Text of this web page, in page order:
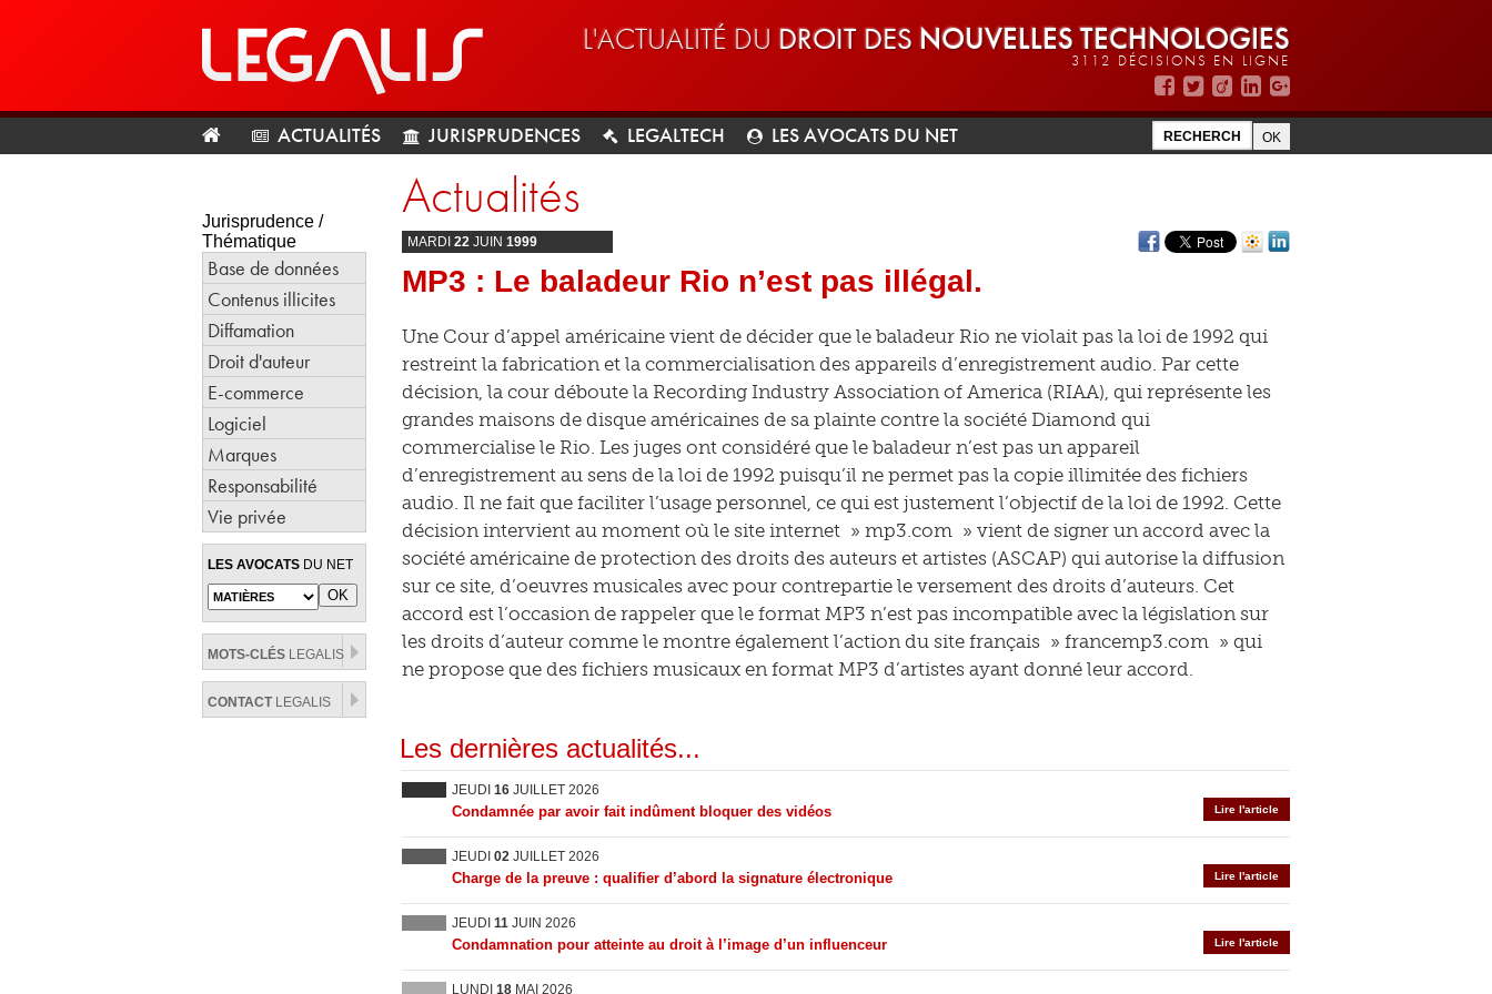
L'ACTUALITÉ DU DROIT DES NOUVELLES TECHNOLOGIES
3112 DÉCISIONS EN LIGNE
ACTUALITÉS JURISPRUDENCES LEGALTECH LES AVOCATS DU NET
Jurisprudence /
Thématique
Base de données
Contenus illicites
Diffamation
Droit d'auteur
E-commerce
Logiciel
Marques
Responsabilité
Vie privée
LES AVOCATS DU NET
MOTS-CLÉS LEGALIS
CONTACTLEGALIS
Actualités
MARDI 22 JUIN 1999
MP3 : Le baladeur Rio n’est pas illégal.
Une Cour d’appel américaine vient de décider que le baladeur Rio ne violait pas la loi de 1992 qui
restreint la fabrication et la commercialisation des appareils d’enregistrement audio. Par cette
décision, la cour déboute la Recording Industry Association of America (RIAA), qui représente les
grandes maisons de disque américaines de sa plainte contre la société Diamond qui
commercialise le Rio. Les juges ont considéré que le baladeur n’est pas un appareil
d’enregistrement au sens de la loi de 1992 puisqu’il ne permet pas la copie illimitée des fichiers
audio. Il ne fait que faciliter l’usage personnel, ce qui est justement l’objectif de la loi de 1992. Cette
décision intervient au moment où le site internet » mp3.com » vient de signer un accord avec la
société américaine de protection des droits des auteurs et artistes (ASCAP) qui autorise la diffusion
sur ce site, d’oeuvres musicales avec pour contrepartie le versement des droits d’auteurs. Cet
accord est l’occasion de rappeler que le format MP3 n’est pas incompatible avec la législation sur
les droits d’auteur comme le montre également l’action du site français » francemp3.com » qui
ne propose que des fichiers musicaux en format MP3 d’artistes ayant donné leur accord.
Les dernières actualités...
JEUDI 16 JUILLET 2026
Lire l'article
Condamnée par avoir fait indûment bloquer des vidéos
JEUDI 02 JUILLET 2026
Lire l'article
Charge de la preuve : qualifier d’abord la signature électronique
JEUDI 11 JUIN 2026
Lire l'article
Condamnation pour atteinte au droit à l’image d’un influenceur
LUNDI 18 MAI 2026